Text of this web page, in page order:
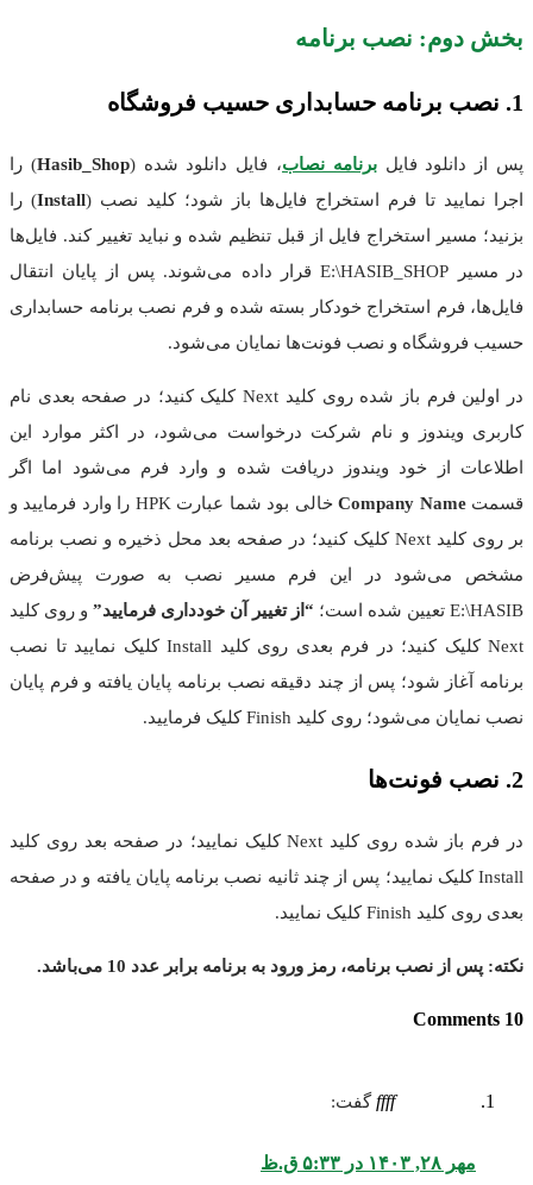
بخش دوم: نصب برنامه
1. نصب برنامه حسابداری حسیب فروشگاه
پس از دانلود فایلبرنامه نصاب، فایل دانلود شده (Hasib_Shop) را
اجرا نمایید تا فرم استخراج فایل‌ها باز شود؛ کلید نصب (Install) را
بزنید؛ مسیر استخراج فایل از قبل تنظیم شده و نباید تغییر کند. فایل‌ها
در مسیر E:\HASIB_SHOP قرار داده می‌شوند. پس از پایان انتقال
فایل‌ها، فرم استخراج خودکار بسته شده و فرم نصب برنامه حسابداری
حسیب فروشگاه و نصب فونت‌ها نمایان می‌شود.
در اولین فرم باز شده روی کلید Next کلیک کنید؛ در صفحه بعدی نام
کاربری ویندوز و نام شرکت درخواست می‌شود، در اکثر موارد این
اطلاعات از خود ویندوز دریافت شده و وارد فرم می‌شود اما اگر
قسمتCompany Name
خالی بود شما عبارت HPK را وارد فرمایید و
بر روی کلید Next کلیک کنید؛ در صفحه بعد محل ذخیره و نصب برنامه
مشخص می‌شود در این فرم مسیر نصب به صورت پیش‌فرض
E:\HASIB تعیین شده است؛
“از تغییر آن خودداری فرمایید” و روی کلید
Next کلیک کنید؛ در فرم بعدی روی کلید Install کلیک نمایید تا نصب
برنامه آغاز شود؛ پس از چند دقیقه نصب برنامه پایان یافته و فرم پایان
نصب نمایان می‌شود؛ روی کلید Finish کلیک فرمایید.
2. نصب فونت‌ها
در فرم باز شده روی کلید Next کلیک نمایید؛ در صفحه بعد روی کلید
Install کلیک نمایید؛ پس از چند ثانیه نصب برنامه پایان یافته و در صفحه
بعدی روی کلید Finish کلیک نمایید.
نکته: پس از نصب برنامه، رمز ورود به برنامه برابر عدد 10 می‌باشد.
10 Comments
ffff گفت:
مهر ۲۸, ۱۴۰۳ در ۵:۳۳ ق.ظ